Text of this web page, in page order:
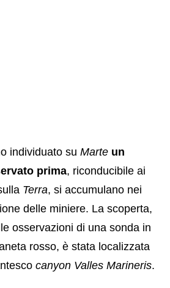
individuato su Marte un
prima, riconducibile ai
Terra, si accumulano nei
delle miniere. La scoperta,
osservazioni di una sonda in
rosso, è stata localizzata
canyon Valles Marineris.